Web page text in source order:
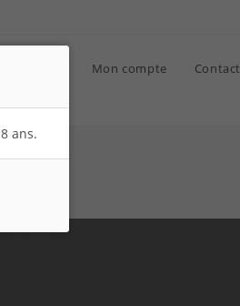
Mon compte Contact
ans.